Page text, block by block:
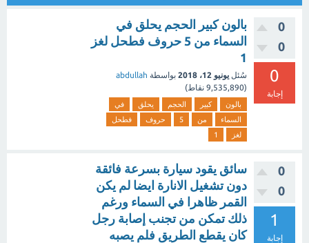
0
0
0
إجابة
بالون كبير الحجم يحلق في
السماء من 5 حروف فطحل لغز
1
سُئل يونيو 12، 2018 بواسطة abdullah
(
9,535,890 نقاط)
بالون كبير الحجم يحلق
في
السماء
من 5 حروف
فطحل
لغز
1
0
0
1
إجابة
سائق يقود سيارة بسرعة فائقة
دون تشغيل الانارة ايضا لم يكن
القمر ظاهرا في السماء ورغم
ذلك تمكن من تجنب إصابة رجل
كان يقطع الطريق فلم يصبه